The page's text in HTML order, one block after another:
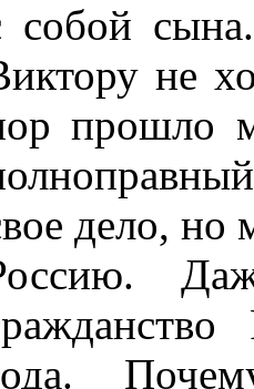
собой
не
прошло
дело, но